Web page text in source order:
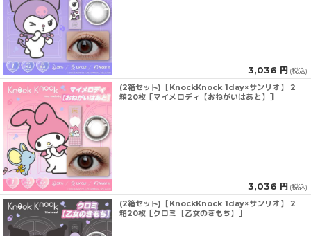
3,036 円 (税込)
(2箱セット)【KnockKnock 1day×サンリオ】 2
箱20枚［マイメロディ【おねがいはあと】］
3,036 円 (税込)
(2箱セット)【KnockKnock 1day×サンリオ】 2
箱20枚［クロミ【乙女のきもち】］